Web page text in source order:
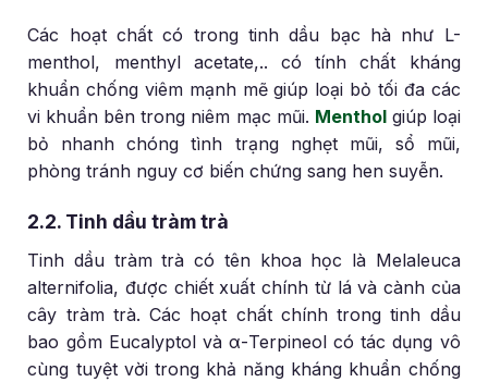
Các hoạt chất có trong tinh dầu bạc hà như L-
menthol, menthyl acetate,.. có tính chất kháng
khuẩn chống viêm mạnh mẽ giúp loại bỏ tối đa các
vi khuẩn bên trong niêm mạc mũi. Mentholgiúp loại
bỏ nhanh chóng tình trạng nghẹt mũi, sổ mũi,
phòng tránh nguy cơ biến chứng sang hen suyễn.
2.2. Tinh dầu tràm trà
Tinh dầu tràm trà có tên khoa học là Melaleuca
alternifolia, được chiết xuất chính từ lá và cành của
cây tràm trà. Các hoạt chất chính trong tinh dầu
bao gồm Eucalyptol và α-Terpineol có tác dụng vô
cùng tuyệt vời trong khả năng kháng khuẩn chống